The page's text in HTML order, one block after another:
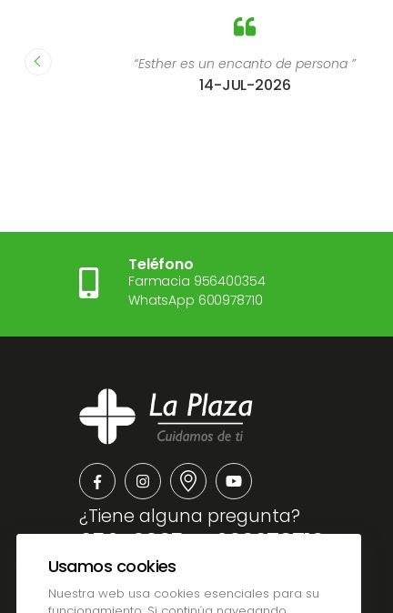
“Esther es un encanto de persona ”
14-JUL-2026
Teléfono
Farmacia 956400354
WhatsApp 600978710
¿Tiene alguna pregunta?
956400354•600978710
admin@farmalaplaza.com
Usamos cookies
Nuestra web usa cookies esenciales para su